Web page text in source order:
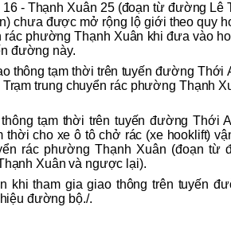
- Thạnh Xuân 25 (đoạn từ đường Lê
chưa được mở rộng lộ giới theo quy
phường Thạnh Xuân khi đưa vào
đường này.
thông tạm thời trên tuyến đường Thới
trung chuyển rác phường Thạnh
tạm thời trên tuyến đường Thới
cho xe ô tô chở rác (xe hooklift)
rác phường Thạnh Xuân (đoạn từ
Xuân và ngược lại).
khi tham gia giao thông trên tuyến
đường bộ./.